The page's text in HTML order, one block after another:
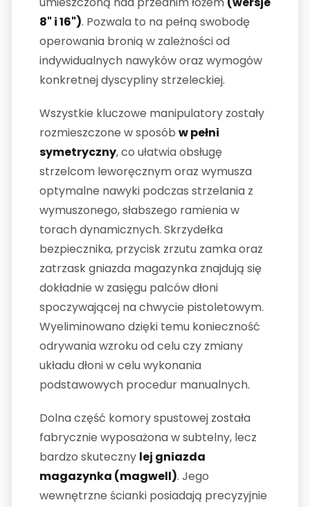
8" i 16"). Pozwala to na pełną swobodę
operowania bronią w zależności od
indywidualnych nawyków oraz wymogów
konkretnej dyscypliny strzeleckiej.
Wszystkie kluczowe manipulatory zostały
rozmieszczone w sposób w pełni
symetryczny, co ułatwia obsługę
strzelcom leworęcznym oraz wymusza
optymalne nawyki podczas strzelania z
wymuszonego, słabszego ramienia w
torach dynamicznych. Skrzydełka
bezpiecznika, przycisk zrzutu zamka oraz
zatrzask gniazda magazynka znajdują się
dokładnie w zasięgu palców dłoni
spoczywającej na chwycie pistoletowym.
Wyeliminowano dzięki temu konieczność
odrywania wzroku od celu czy zmiany
układu dłoni w celu wykonania
podstawowych procedur manualnych.
Dolna część komory spustowej została
fabrycznie wyposażona w subtelny, lecz
bardzo skuteczny lej gniazda
magazynka (magwell). Jego
wewnętrzne ścianki posiadają precyzyjnie